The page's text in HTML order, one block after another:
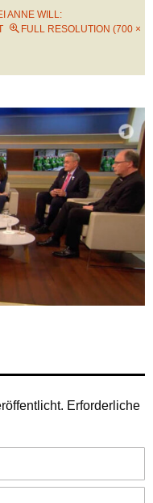
ANNE WILL:
FULL RESOLUTION (700 ×
Erforderliche